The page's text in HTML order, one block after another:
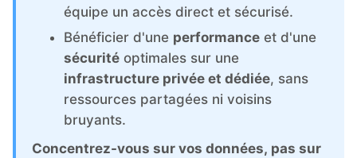
Docker
Elasticsearch
GitLab
équipe un accès direct et sécurisé.
Bénéficier d'une performance et d'une
sécurité optimales sur une
infrastructure privée et dédiée, sans
ressources partagées ni voisins
bruyants.
Concentrez-vous sur vos données, pas sur